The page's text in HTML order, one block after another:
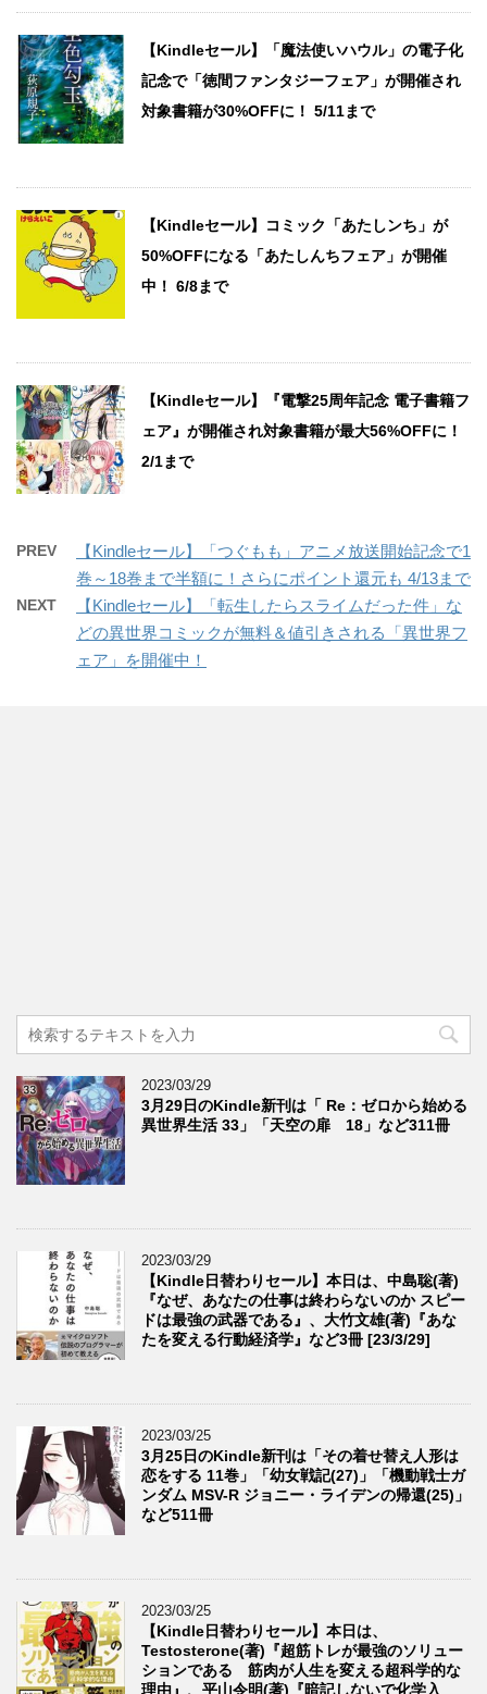
【Kindleセール】「魔法使いハウル」の電子化
記念で「徳間ファンタジーフェア」が開催され
対象書籍が30%OFFに！ 5/11まで
【Kindleセール】コミック「あたしンち」が
50%OFFになる「あたしんちフェア」が開催
中！ 6/8まで
【Kindleセール】『電撃25周年記念 電子書籍フ
ェア』が開催され対象書籍が最大56%OFFに！
2/1まで
PREV
【Kindleセール】「つぐもも」アニメ放送開始記念で1
巻～18巻まで半額に！さらにポイント還元も 4/13まで
NEXT
【Kindleセール】「転生したらスライムだった件」な
どの異世界コミックが無料＆値引きされる「異世界フ
ェア」を開催中！
2023/03/29
3月29日のKindle新刊は「 Re：ゼロから始める
異世界生活 33」「天空の扉 18」など311冊
2023/03/29
【Kindle日替わりセール】本日は、中島聡(著)
『なぜ、あなたの仕事は終わらないのか スピー
ドは最強の武器である』、大竹文雄(著)『あな
たを変える行動経済学』など3冊 [23/3/29]
2023/03/25
3月25日のKindle新刊は「その着せ替え人形は
恋をする 11巻」「幼女戦記(27)」「機動戦士ガ
ンダム MSV-R ジョニー・ライデンの帰還(25)」
など511冊
2023/03/25
【Kindle日替わりセール】本日は、
Testosterone(著)『超筋トレが最強のソリュー
ションである 筋肉が人生を変える超科学的な
理由』、平山令明(著)『暗記しないで化学入